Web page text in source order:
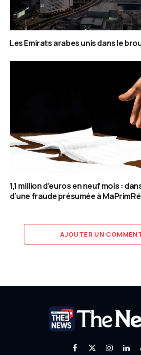
Les Emirats arabes unis dans le
1,1 million d’euros en neuf mois :
d’une fraude présumée à
AJOUTER UN
Facebook
X Instagram